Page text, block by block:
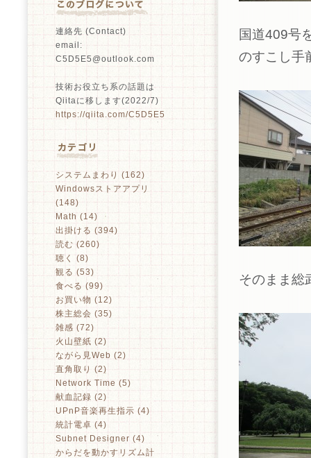
連絡先 (Contact)
email:
C5D5E5@outlook.com
技術お役立ち系の話題は
Qiitaに移します(2022/7)
https://qiita.com/C5D5E5
システムまわり (162)
Windowsストアアプリ
(148)
Math (14)
出掛ける (394)
読む (260)
聴く (8)
観る (53)
食べる (99)
お買い物 (12)
株主総会 (35)
雑感 (72)
火山壁紙 (2)
ながら見Web (2)
直角取り (2)
Network Time (5)
献血記録 (2)
UPnP音楽再生指示 (4)
統計電卓 (4)
Subnet Designer (4)
からだを動かすリズム計
国道409号
のすこし手
そのまま総